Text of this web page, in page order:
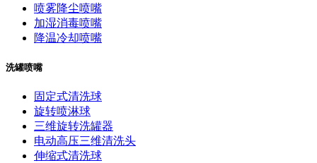
喷雾降尘喷嘴
加湿消毒喷嘴
降温冷却喷嘴
洗罐喷嘴
固定式清洗球
旋转喷淋球
三维旋转洗罐器
电动高压三维清洗头
伸缩式清洗球